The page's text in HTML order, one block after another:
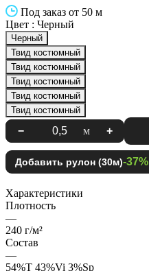
Под заказ от 50 м
Цвет : Черный
Черный
Твид костюмный
Твид костюмный
Твид костюмный
Твид костюмный
Твид костюмный
− м +
Добавить рулон (30м)-37%
Характеристики
Плотность
—
240 г/м²
Состав
—
54%Т 43%Vi 3%Sp